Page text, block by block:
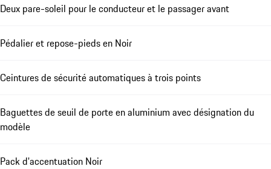
Deux pare-soleil pour le conducteur et le passager avant
Pédalier et repose-pieds en Noir
Ceintures de sécurité automatiques à trois points
Baguettes de seuil de porte en aluminium avec désignation du
modèle
Pack d'accentuation Noir